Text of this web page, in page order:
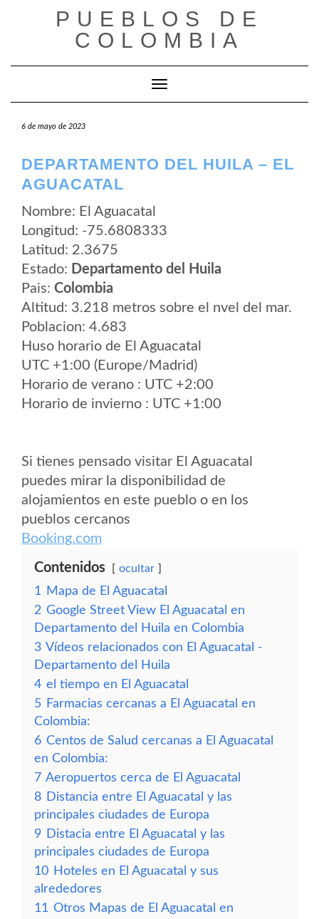
PUEBLOS DE
COLOMBIA
Cambiar modo de navegación
6 de mayo de 2023
DEPARTAMENTO DEL HUILA – EL
AGUACATAL
Nombre: El Aguacatal
Longitud: -75.6808333
Latitud: 2.3675
Estado: Departamento del Huila
Pais: Colombia
Altitud: 3.218 metros sobre el nvel del mar.
Poblacion: 4.683
Huso horario de El Aguacatal
UTC +1:00 (Europe/Madrid)
Horario de verano : UTC +2:00
Horario de invierno : UTC +1:00
Si tienes pensado visitar El Aguacatal
puedes mirar la disponibilidad de
alojamientos en este pueblo o en los
pueblos cercanos
Booking.com
Contenidos ocultar
1
Mapa de El Aguacatal
2 Google Street View El Aguacatal en
Departamento del Huila en Colombia
3 Vídeos relacionados con El Aguacatal -
Departamento del Huila
4 el tiempo en El Aguacatal
5 Farmacias cercanas a El Aguacatal en
Colombia:
6 Centos de Salud cercanas a El Aguacatal
en Colombia:
7 Aeropuertos cerca de El Aguacatal
8 Distancia entre El Aguacatal y las
principales ciudades de Europa
9 Distacia entre El Aguacatal y las
principales ciudades de Europa
10 Hoteles en El Aguacatal y sus
alrededores
11 Otros Mapas de El Aguacatal en